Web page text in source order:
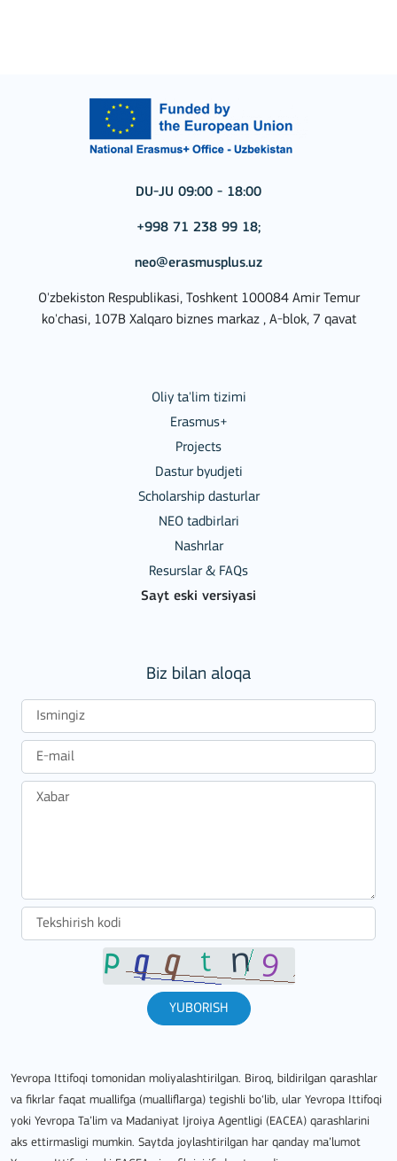
DU-JU 09:00 - 18:00
+998 71 238 99 18;
neo@erasmusplus.uz
O'zbekiston Respublikasi, Toshkent 100084 Amir Temur
ko'chasi, 107B Xalqaro biznes markaz , A-blok, 7 qavat
Oliy ta'lim tizimi
Erasmus+
Projects
Dastur byudjeti
Scholarship dasturlar
NEO tadbirlari
Nashrlar
Resurslar & FAQs
Sayt eski versiyasi
Biz bilan aloqa
YUBORISH
Yevropa Ittifoqi tomonidan moliyalashtirilgan. Biroq, bildirilgan qarashlar
va fikrlar faqat muallifga (mualliflarga) tegishli bo‘lib, ular Yevropa Ittifoqi
yoki Yevropa Ta’lim va Madaniyat Ijroiya Agentligi (EACEA) qarashlarini
aks ettirmasligi mumkin. Saytda joylashtirilgan har qanday ma’lumot